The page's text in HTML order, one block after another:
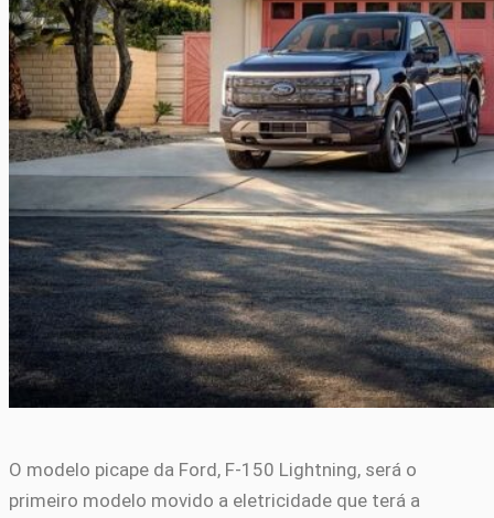
O modelo picape da Ford, F-150 Lightning, será o
primeiro modelo movido a eletricidade que terá a